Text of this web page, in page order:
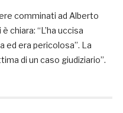
comminati ad Alberto
chiara: “L’ha uccisa
ed era pericolosa”. La
di un caso giudiziario”.